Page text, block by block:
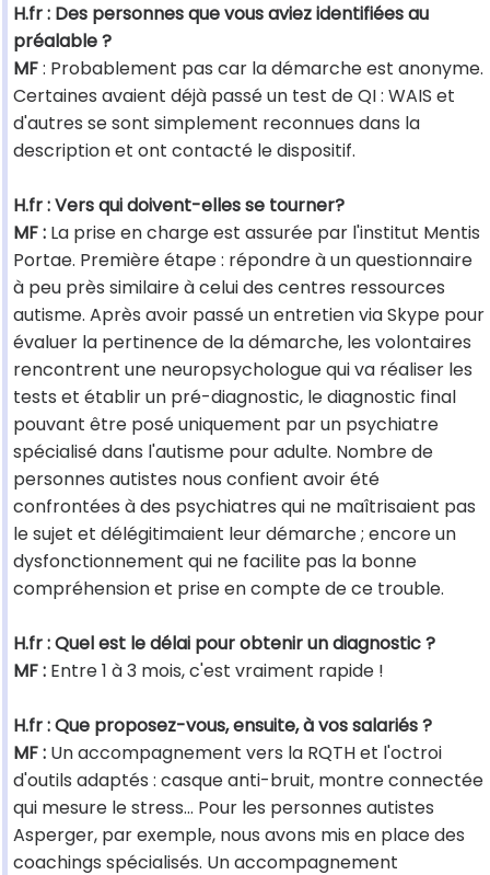
H.fr : Des personnes que vous aviez identifiées au
préalable ?
MF: Probablement pas car la démarche est anonyme.
Certaines avaient déjà passé un test de QI : WAIS et
d'autres se sont simplement reconnues dans la
description et ont contacté le dispositif.
H.fr : Vers qui doivent-elles se tourner?
MF : La prise en charge est assurée par l'institut Mentis
Portae. Première étape : répondre à un questionnaire
à peu près similaire à celui des centres ressources
autisme. Après avoir passé un entretien via Skype pour
évaluer la pertinence de la démarche, les volontaires
rencontrent une neuropsychologue qui va réaliser les
tests et établir un pré-diagnostic, le diagnostic final
pouvant être posé uniquement par un psychiatre
spécialisé dans l'autisme pour adulte. Nombre de
personnes autistes nous confient avoir été
confrontées à des psychiatres qui ne maîtrisaient pas
le sujet et délégitimaient leur démarche ; encore un
dysfonctionnement qui ne facilite pas la bonne
compréhension et prise en compte de ce trouble.
H.fr : Quel est le délai pour obtenir un diagnostic ?
MF : Entre 1 à 3 mois, c'est vraiment rapide !
H.fr : Que proposez-vous, ensuite, à vos salariés ?
MF : Un accompagnement vers la RQTH et l'octroi
d'outils adaptés : casque anti-bruit, montre connectée
qui mesure le stress... Pour les personnes autistes
Asperger, par exemple, nous avons mis en place des
coachings spécialisés. Un accompagnement